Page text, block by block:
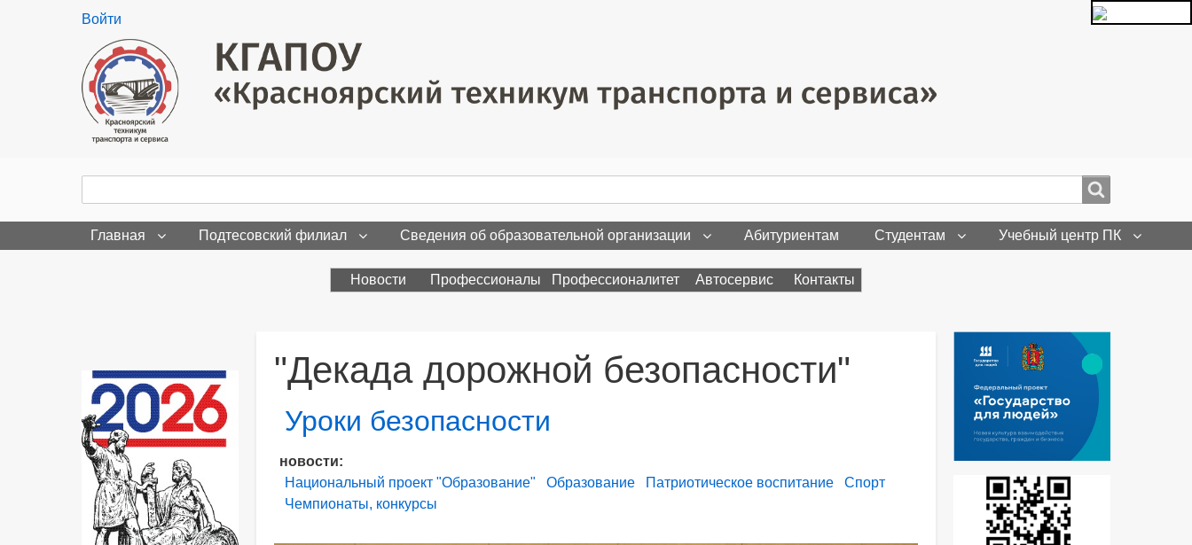
User
menu
Войти
Главная Подтесовский филиал Сведения об образовательной организации Абитуриентам Студентам Учебный центр ПК
Новости Профессионалы Профессионалитет Автосервис Контакты
"Декада дорожной безопасности"
Раздел
Уроки безопасности
новости
Национальный проект "Образование"
Образование Патриотическое воспитание
Спорт
Чемпионаты, конкурсы